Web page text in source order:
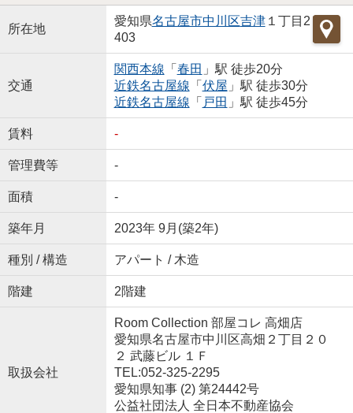
所在地
愛知県名古屋市中川区吉津１丁目2
403
交通
関西本線 「 春田 」駅 徒歩20分
近鉄名古屋線 「 伏屋 」駅 徒歩30分
近鉄名古屋線 「 戸田 」駅 徒歩45分
賃料 -
管理費等 -
面積 -
築年月 2023年 9月(築2年)
種別 / 構造 アパート / 木造
階建 2階建
取扱会社
Room Collection 部屋コレ 高畑店
愛知県名古屋市中川区高畑２丁目２０
２ 武藤ビル １Ｆ
TEL:052-325-2295
愛知県知事 (2) 第24442号
公益社団法人 全日本不動産協会